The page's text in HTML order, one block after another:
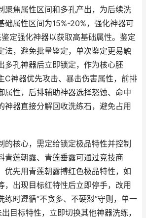
聚焦属性区间和多孔产出，为后续洗
础属性区间为15%-20%，强化神器可
定强化神器以获取高基础属性。鉴定
法，避免批量鉴定，单次鉴定更易触
多孔神器后立即锁定，作为核心胚
C神器优先攻击、暴击伤害属性，前排
属性，后排辅助神器选择怒蚀、命中
神器直接分解回收洗练石，避免占用
的核心，需定给锁定极品特性并控制
青莲朝露、青莲垂露可通过竞技商
优先用青莲朝露搏红色极品特性，如
，出现目标红特性后立即停手，改用
练时遵循“不贪多、不硬怼”守则，单一
目标特性，立即切换其他神器洗练，